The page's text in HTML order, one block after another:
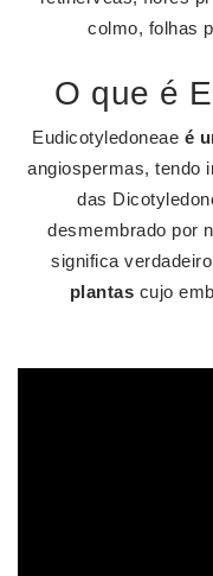
colmo, folhas
O que é
Eudicotyledoneae é
angiospermas, tendo
das
desmembrado por
significa
plantas cujo